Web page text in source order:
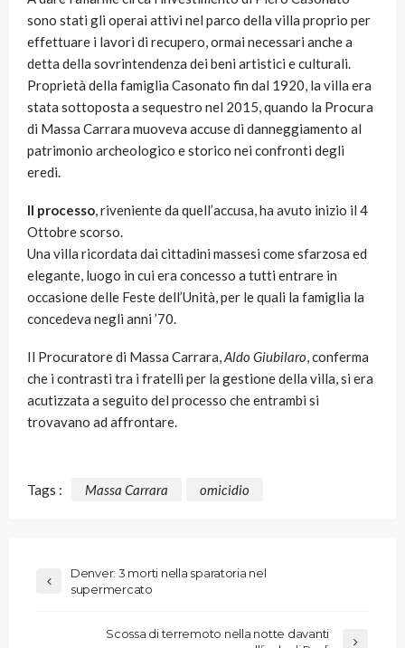
sono stati gli operai attivi nel parco della villa proprio per
effettuare i lavori di recupero, ormai necessari anche a
detta della sovrintendenza dei beni artistici e culturali.
Proprietà della famiglia Casonato fin dal 1920, la villa era
stata sottoposta a sequestro nel 2015, quando la Procura
di Massa Carrara muoveva accuse di danneggiamento al
patrimonio archeologico e storico nei confronti degli
eredi.
Il processo, riveniente da quell’accusa, ha avuto inizio il 4
Ottobre scorso.
Una villa ricordata dai cittadini massesi come sfarzosa ed
elegante, luogo in cui era concesso a tutti entrare in
occasione delle Feste dell’Unità, per le quali la famiglia la
concedeva negli anni ’70.
Il Procuratore di Massa Carrara,Aldo Giubilaro, conferma
che i contrasti tra i fratelli per la gestione della villa, si era
acutizzata a seguito del processo che entrambi si
trovavano ad affrontare.
Tags : Massa Carrara omicidio
Denver: 3 morti nella sparatoria nel
supermercato
Scossa di terremoto nella notte davanti